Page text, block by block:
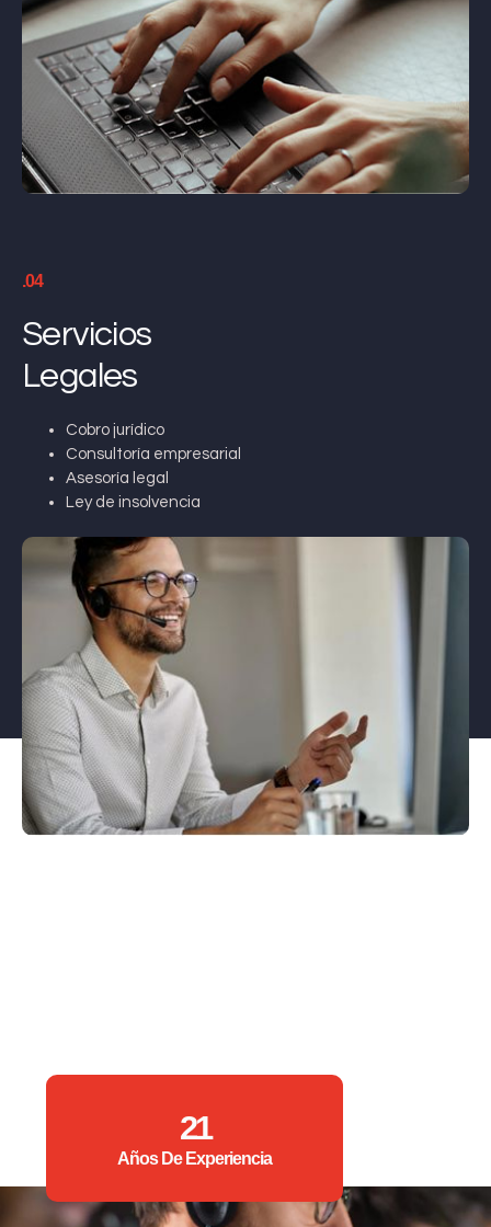
.04
Servicios
Legales
Cobro jurídico
Consultoría empresarial
Asesoría legal
Ley de insolvencia
21
Años De Experiencia